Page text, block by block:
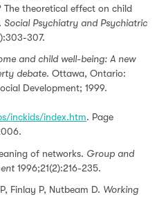
theoretical effect on child
Social Psychiatry and Psychiatric
307.
and child well-being: A new
debate. Ottawa, Ontario:
Development; 1999.
inckids/index.htm. Page
of networks. Group and
1996;21(2):216-235.
Finlay P, Nutbeam D. Working